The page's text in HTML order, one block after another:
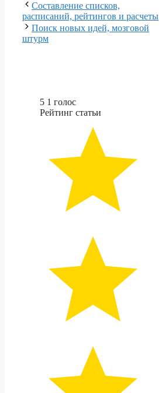
Составление списков,
расписаний, рейтингов и расчеты
Поиск новых идей, мозговой
штурм
5 1 голос
Рейтинг статьи